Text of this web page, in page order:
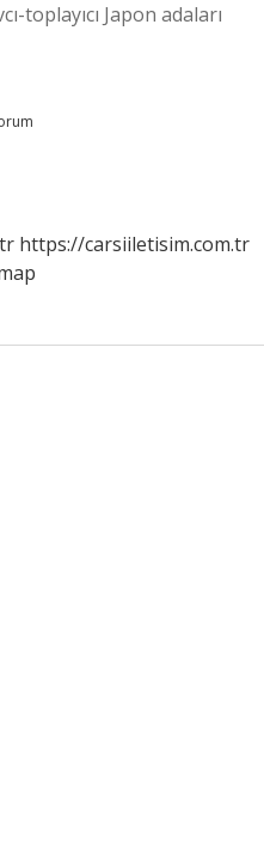
toplayıcı Japon adaları
https://carsiiletisim.com.tr